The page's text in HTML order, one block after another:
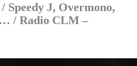
Speedy J, Overmono,
/ Radio CLM –